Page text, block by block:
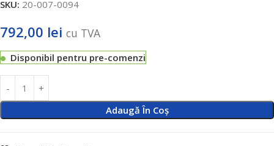
SKU: 20-007-0094
792,00 lei cu TVA
Disponibil pentru pre-comenzi
Adaugă În Coș